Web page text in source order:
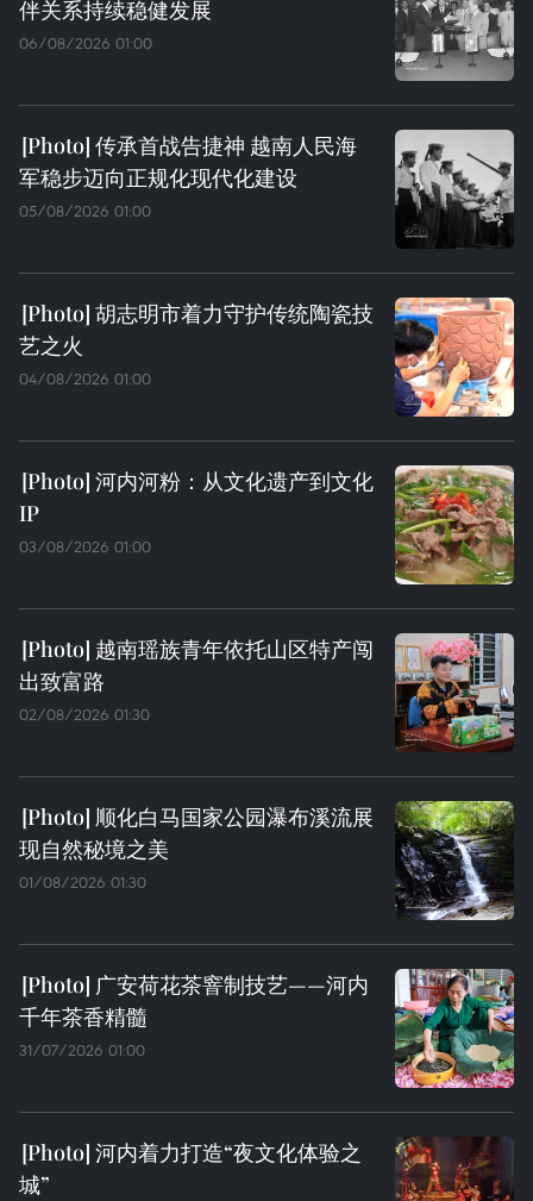
伴关系持续稳健发展
06/08/2026 01:00
传承首战告捷神 越南人民海
军稳步迈向正规化现代化建设
05/08/2026 01:00
胡志明市着力守护传统陶瓷技
艺之火
04/08/2026 01:00
河内河粉：从文化遗产到文化
IP
03/08/2026 01:00
越南瑶族青年依托山区特产闯
出致富路
02/08/2026 01:30
顺化白马国家公园瀑布溪流展
现自然秘境之美
01/08/2026 01:30
广安荷花茶窨制技艺——河内
千年茶香精髓
31/07/2026 01:00
河内着力打造“夜文化体验之
城”